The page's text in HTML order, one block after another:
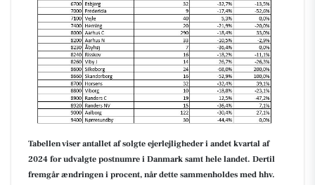
Tabellen viser antallet af solgte ejerlejligheder i andet kvartal af
2024 for udvalgte postnumre i Danmark samt hele landet. Dertil
fremgår ændringen i procent, når dette sammenholdes med hhv.